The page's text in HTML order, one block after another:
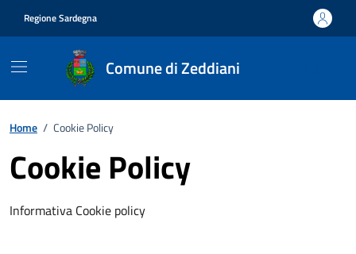
Regione Sardegna
Comune di Zeddiani
Home / Cookie Policy
Cookie Policy
Informativa Cookie policy